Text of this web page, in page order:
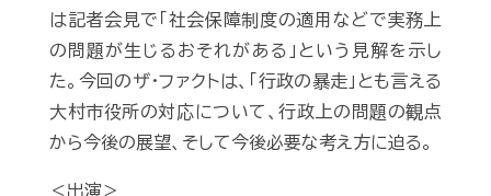
は記者会見で「社会保障制度の適用などで実務上
の問題が生じるおそれがある」という見解を示し
た。今回のザ・ファクトは、「行政の暴走」とも言える
大村市役所の対応について、行政上の問題の観点
から今後の展望、そして今後必要な考え方に迫る。
＜出演＞